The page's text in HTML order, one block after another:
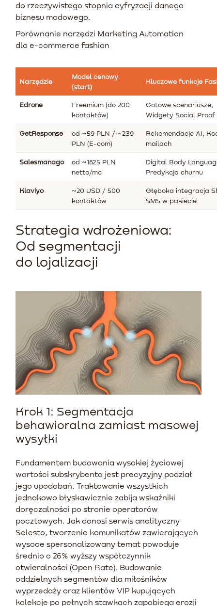
do rzeczywistego stopnia cyfryzacji danego
biznesu modowego.
Porównanie narzędzi Marketing Automation
dla e-commerce fashion
Narzędzie
Model cenowy
(start)
Kluczowe funkcje
Edrone
Freemium (do 200
kontaktów)
Gotowe scenariusze,
Widgety Social Proof
GetResponse
od ~59 PLN / ~239
PLN (E-com)
Rekomendacje AI,
mailach
Salesmanago
od ~1625 PLN
netto/mc
Digital Body
Predykcja churnu
Klaviyo
~20 USD / 500
kontaktów
Głęboka integracja
SMS w pakiecie
Strategia wdrożeniowa:
Od segmentacji
do lojalizacji
Krok 1: Segmentacja
behawioralna zamiast masowej
wysyłki
Fundamentem budowania wysokiej życiowej
wartości subskrybenta jest precyzyjny podział
jego upodobań. Traktowanie wszystkich
jednakowo błyskawicznie zabija wskaźniki
doręczalności po stronie operatorów
pocztowych. Jak donosi serwis analityczny
Selesto, tworzenie komunikatów zawierających
wysoce spersonalizowany temat powoduje
średnio o 26% wyższy współczynnik
otwieralności (Open Rate). Budowanie
oddzielnych segmentów dla miłośników
wyprzedaży oraz klientów VIP kupujących
kolekcje po pełnych stawkach zapobiega erozji